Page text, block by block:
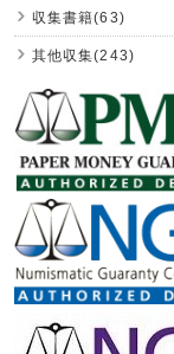
収集書籍(63)
其他収集(243)